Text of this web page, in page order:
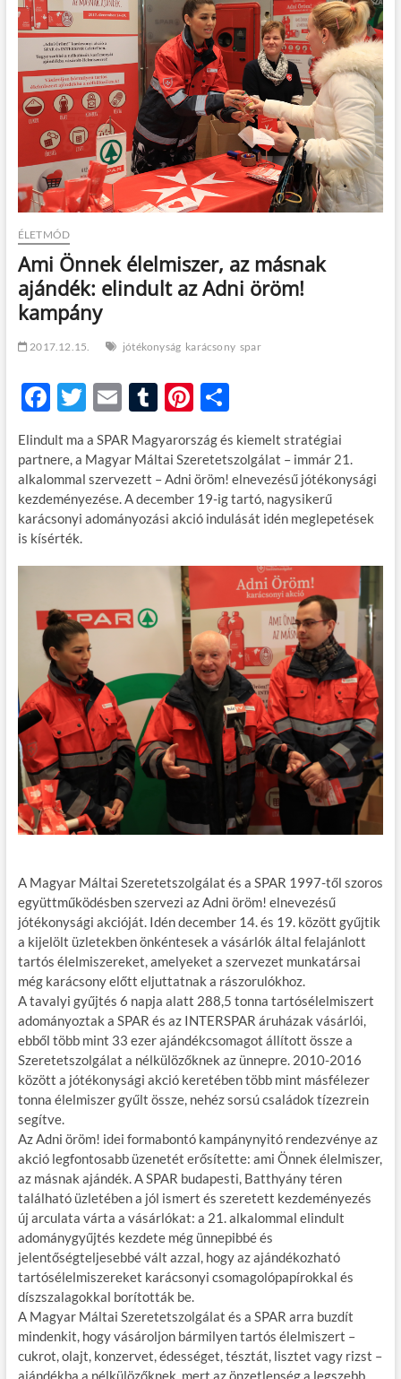
o
n
ÉLETMÓD
Ami Önnek élelmiszer, az másnak
ajándék: elindult az Adni öröm!
kampány
2017.12.15. jótékonyság karácsony spar
F
e
b
o
o
k
T
itt
er
E
ail
T
m
bl
r
Pi
er
es
t
O
za
m
e
Elindult ma a SPAR Magyarország és kiemelt stratégiai
partnere, a Magyar Máltai Szeretetszolgálat – immár 21.
alkalommal szervezett – Adni öröm! elnevezésű jótékonysági
kezdeményezése. A december 19-ig tartó, nagysikerű
karácsonyi adományozási akció indulását idén meglepetések
is kísérték.
A Magyar Máltai Szeretetszolgálat és a SPAR 1997-től szoros
együttműködésben szervezi az Adni öröm! elnevezésű
jótékonysági akcióját. Idén december 14. és 19. között gyűjtik
a kijelölt üzletekben önkéntesek a vásárlók által felajánlott
tartós élelmiszereket, amelyeket a szervezet munkatársai
még karácsony előtt eljuttatnak a rászorulókhoz.
A tavalyi gyűjtés 6 napja alatt 288,5 tonna tartósélelmiszert
adományoztak a SPAR és az INTERSPAR áruházak vásárlói,
ebből több mint 33 ezer ajándékcsomagot állított össze a
Szeretetszolgálat a nélkülözőknek az ünnepre. 2010-2016
között a jótékonysági akció keretében több mint másfélezer
tonna élelmiszer gyűlt össze, nehéz sorsú családok tízezrein
segítve.
Az Adni öröm! idei formabontó kampánynyitó rendezvénye az
akció legfontosabb üzenetét erősítette: ami Önnek élelmiszer,
az másnak ajándék. A SPAR budapesti, Batthyány téren
található üzletében a jól ismert és szeretett kezdeményezés
új arculata várta a vásárlókat: a 21. alkalommal elindult
adománygyűjtés kezdete még ünnepibbé és
jelentőségteljesebbé vált azzal, hogy az ajándékozható
tartósélelmiszereket karácsonyi csomagolópapírokkal és
díszszalagokkal borították be.
A Magyar Máltai Szeretetszolgálat és a SPAR arra buzdít
mindenkit, hogy vásároljon bármilyen tartós élelmiszert –
cukrot, olajt, konzervet, édességet, tésztát, lisztet vagy rizst –
ajándékba a nélkülözőknek, mert az önzetlenség a legszebb